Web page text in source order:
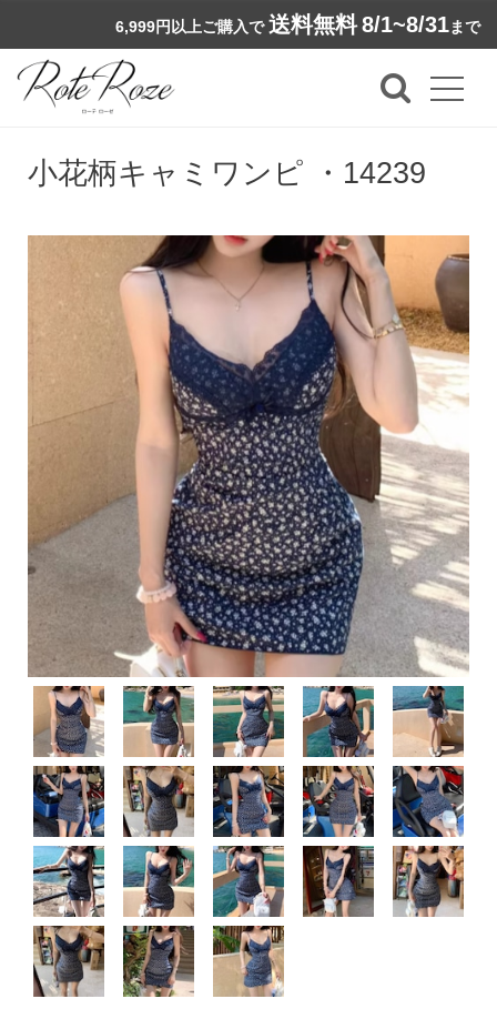
6,999円以上ご購入で 送料無料8/1~8/31まで
小花柄キャミワンピ ・14239